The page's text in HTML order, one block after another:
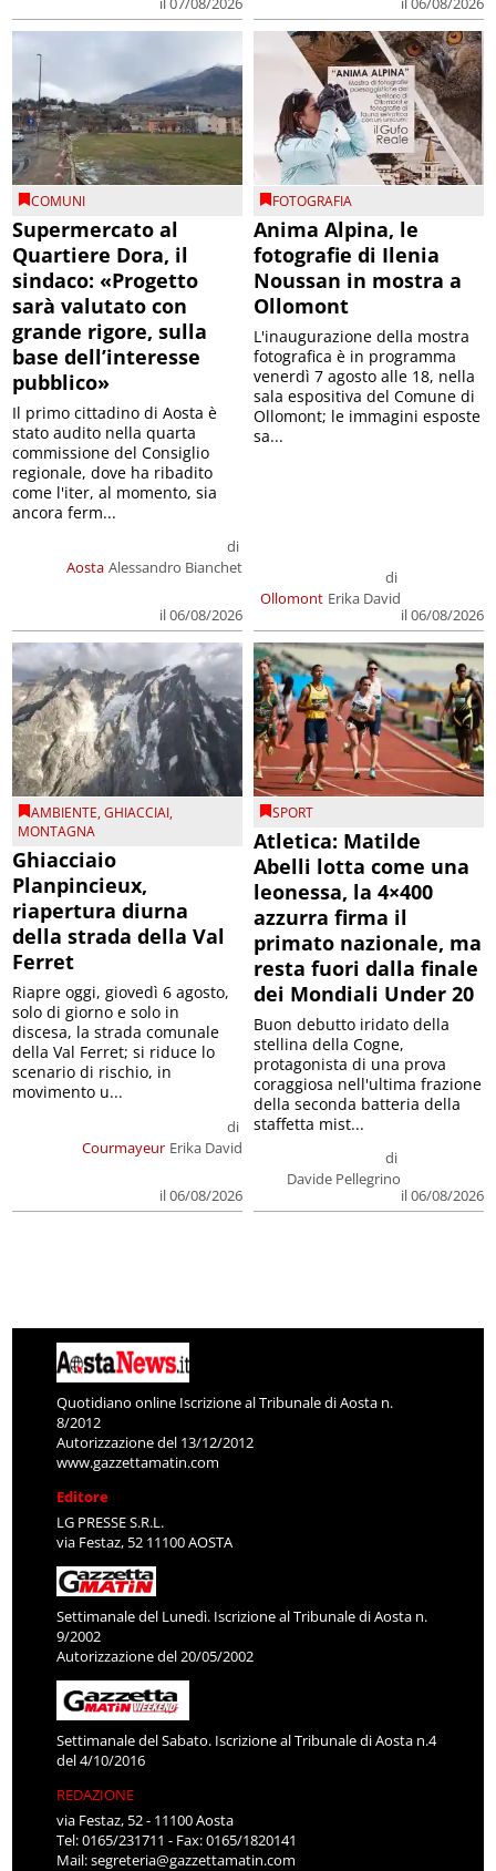
COMUNI
Supermercato al
Quartiere Dora, il
sindaco: «Progetto
sarà valutato con
grande rigore, sulla
base dell’interesse
pubblico»
Aosta
di
Alessandro Bianchet
il 06/08/2026
Il primo cittadino di Aosta è
stato audito nella quarta
commissione del Consiglio
regionale, dove ha ribadito
come l'iter, al momento, sia
ancora ferm...
FOTOGRAFIA
Anima Alpina, le
fotografie di Ilenia
Noussan in mostra a
Ollomont
Ollomont
di
Erika David
il 06/08/2026
L'inaugurazione della mostra
fotografica è in programma
venerdì 7 agosto alle 18, nella
sala espositiva del Comune di
Ollomont; le immagini esposte
sa...
AMBIENTE,GHIACCIAI,
MONTAGNA
Ghiacciaio
Planpincieux,
riapertura diurna
della strada della Val
Ferret
Courmayeur
di
Erika David
il 06/08/2026
Riapre oggi, giovedì 6 agosto,
solo di giorno e solo in
discesa, la strada comunale
della Val Ferret; si riduce lo
scenario di rischio, in
movimento u...
SPORT
Atletica: Matilde
Abelli lotta come una
leonessa, la 4×400
azzurra firma il
primato nazionale, ma
resta fuori dalla finale
dei Mondiali Under 20
di
Davide Pellegrino
il 06/08/2026
Buon debutto iridato della
stellina della Cogne,
protagonista di una prova
coraggiosa nell'ultima frazione
della seconda batteria della
staffetta mist...
Quotidiano online Iscrizione al Tribunale di Aosta n.
8/2012
Autorizzazione del 13/12/2012
www.gazzettamatin.com
Editore
LG PRESSE S.R.L.
via Festaz, 52 11100 AOSTA
Settimanale del Lunedì. Iscrizione al Tribunale di Aosta n.
9/2002
Autorizzazione del 20/05/2002
Settimanale del Sabato. Iscrizione al Tribunale di Aosta n.4
del 4/10/2016
REDAZIONE
via Festaz, 52 - 11100 Aosta
Tel: 0165/231711 - Fax: 0165/1820141
Mail:segreteria@gazzettamatin.com